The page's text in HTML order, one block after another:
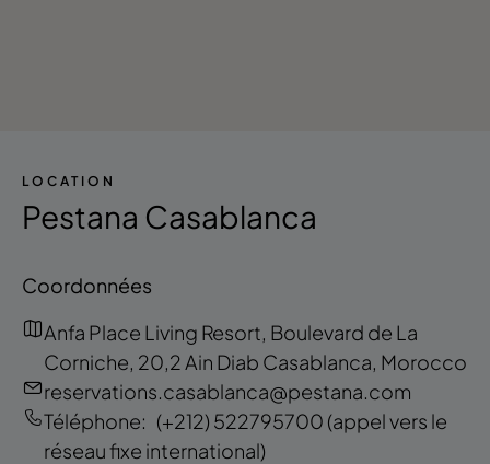
LOCATION
Pestana Casablanca
Coordonnées
Anfa Place Living Resort, Boulevard de La
Corniche, 20,2 Ain Diab Casablanca, Morocco
reservations.casablanca@pestana.com
Téléphone: (+212) 522795700 (appel vers le
réseau fixe international)